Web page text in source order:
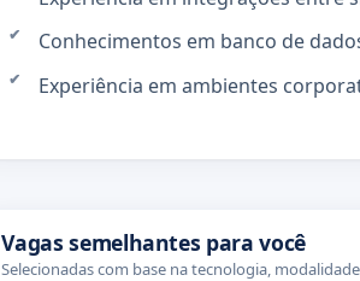
Conhecimentos em banco de
Experiência em ambientes
Vagas semelhantes para você
Selecionadas com base na tecnologia,